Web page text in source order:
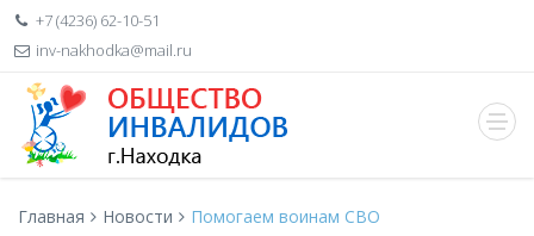
+7 (4236) 62-10-51
inv-nakhodka@mail.ru
Главная Новости Помогаем воинам СВО